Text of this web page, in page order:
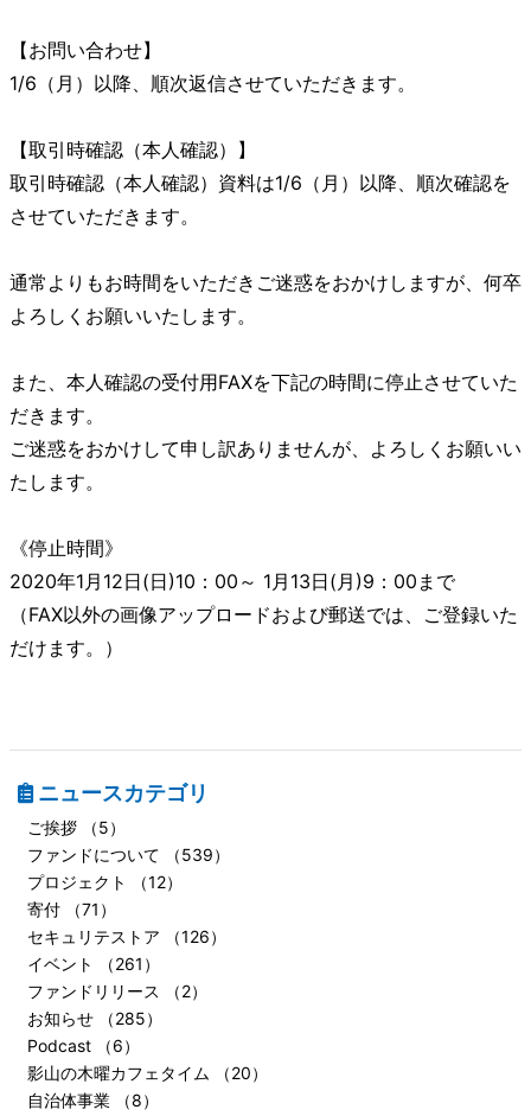
【お問い合わせ】
1/6（月）以降、順次返信させていただきます。
【取引時確認（本人確認）】
取引時確認（本人確認）資料は1/6（月）以降、順次確認を
させていただきます。
通常よりもお時間をいただきご迷惑をおかけしますが、何卒
よろしくお願いいたします。
また、本人確認の受付用FAXを下記の時間に停止させていた
だきます。
ご迷惑をおかけして申し訳ありませんが、よろしくお願いい
たします。
《停止時間》
2020年1月12日(日)10：00～ 1月13日(月)9：00まで
（FAX以外の画像アップロードおよび郵送では、ご登録いた
だけます。）
ニュースカテゴリ
ご挨拶 （5）
ファンドについて （539）
プロジェクト （12）
寄付 （71）
セキュリテストア （126）
イベント （261）
ファンドリリース （2）
お知らせ （285）
Podcast （6）
影山の木曜カフェタイム （20）
自治体事業 （8）